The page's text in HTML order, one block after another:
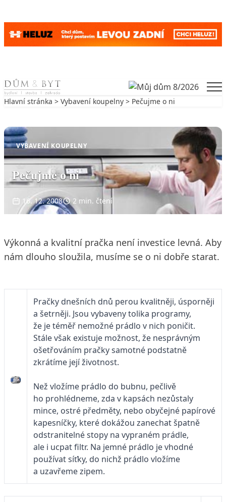
Skip to content
Hlavní stránka > Vybavení koupelny > Pečujme o ni
VYBAVENÍ KOUPELNY
Pečujme o ni
16. 12. 2008 2 min. čtení
Výkonná a kvalitní pračka není investice levná. Aby
nám dlouho sloužila, musíme se o ni dobře starat.
Pračky dnešních dnů perou kvalitněji, úsporněji
a šetrněji. Jsou vybaveny tolika programy,
že je téměř nemožné prádlo v nich poničit.
Stále však existuje možnost, že nesprávným
ošetřováním pračky samotné podstatně
zkrátíme její životnost.
Než vložíme prádlo do bubnu, pečlivě
ho prohlédneme, zda v kapsách nezůstaly
mince, ostré předměty, nebo obyčejné papírové
kapesníčky, které dokážou zanechat špatně
odstranitelné stopy na vypraném prádle,
ale i ucpat filtr. Na jemné prádlo je vhodné
používat síťky, do nichž prádlo vložíme
a uzavřeme zipem.